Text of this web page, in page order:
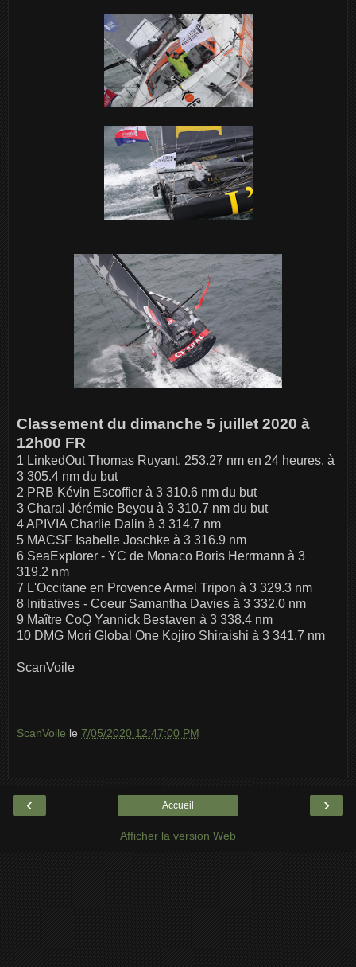
Classement du dimanche 5 juillet 2020 à
12h00 FR
1 LinkedOut Thomas Ruyant, 253.27 nm en 24 heures, à
3 305.4 nm du but
2 PRB Kévin Escoffier à 3 310.6 nm du but
3 Charal Jérémie Beyou à 3 310.7 nm du but
4 APIVIA Charlie Dalin à 3 314.7 nm
5 MACSF Isabelle Joschke à 3 316.9 nm
6 SeaExplorer - YC de Monaco Boris Herrmann à 3
319.2 nm
7 L'Occitane en Provence Armel Tripon à 3 329.3 nm
8 Initiatives - Coeur Samantha Davies à 3 332.0 nm
9 Maître CoQ Yannick Bestaven à 3 338.4 nm
10 DMG Mori Global One Kojiro Shiraishi à 3 341.7 nm
ScanVoile
ScanVoile le 7/05/2020 12:47:00 PM
‹ ›
Accueil
Afficher la version Web